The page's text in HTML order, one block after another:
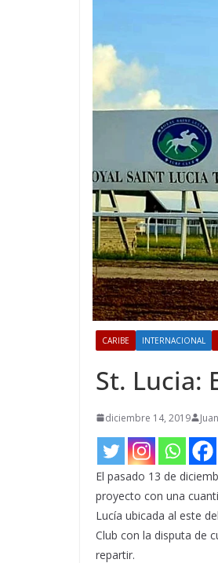
CARIBE INTERNACIONAL
St. Lucia:
diciembre 14, 2019
El pasado 13 de
proyecto con una
Lucía ubicada al este
Club con la disputa de
repartir.